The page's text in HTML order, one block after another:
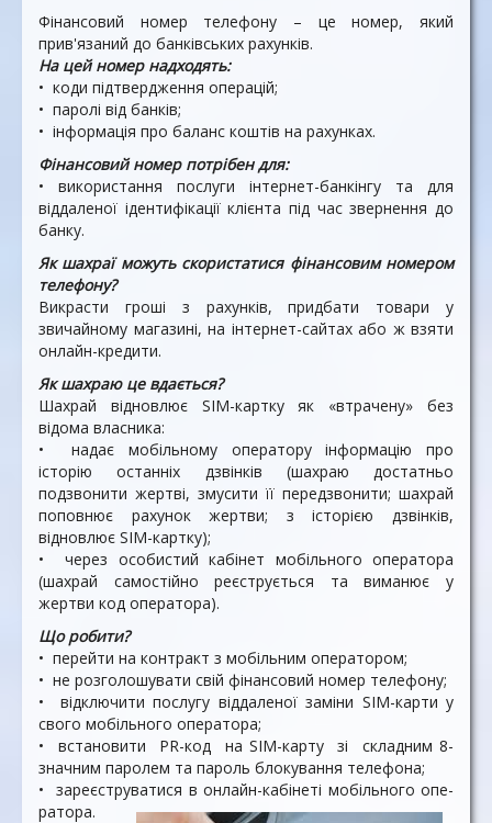
Фінансовий номер телефону – це номер, який
прив'язаний до банківських рахунків.
На цей номер надходять:
• коди підтвердження операцій;
• паролі від банків;
• інформація про баланс ко­штів на рахунках.
Фінансовий номер потрібен для:
• використання послуги інтернет-банкінгу та для
віддале­ної ідентифікації клієнта під час звернення до
банку.
Як шахраї можуть скори­статися фінансовим номе­ром
телефону?
Викрасти гроші з рахунків, придбати товари у
звичайно­му магазині, на інтернет-сайтах або ж взяти
онлайн-кредити.
Як шахраю це вдається?
Шахрай відновлює SІМ-картку як «втрачену» без
відома власника:
• надає мобільному операто­ру інформацію про
історію останніх дзвінків (шахраю достатньо
подзвонити жер­тві, змусити її передзвонити; шахрай
поповнює рахунок жертви; з історією дзвінків,
відновлює SIM-картку);
• через особистий кабінет мо­більного оператора
(шахрай самостійно реєструється та виманює у
жертви код оператора).
Що робити?
• перейти на контракт з мо­більним оператором;
• не розголошувати свій фі­нансовий номер телефону;
• відключити послугу віддале­ної заміни SІМ-карти у
сво­го мобільного оператора;
• встановити РR-код на SІМ-карту зі складним 8-
значним паролем та пароль блокування телефона;
• зареєструватися в онлайн-кабінеті мобільного опе­
ратора.